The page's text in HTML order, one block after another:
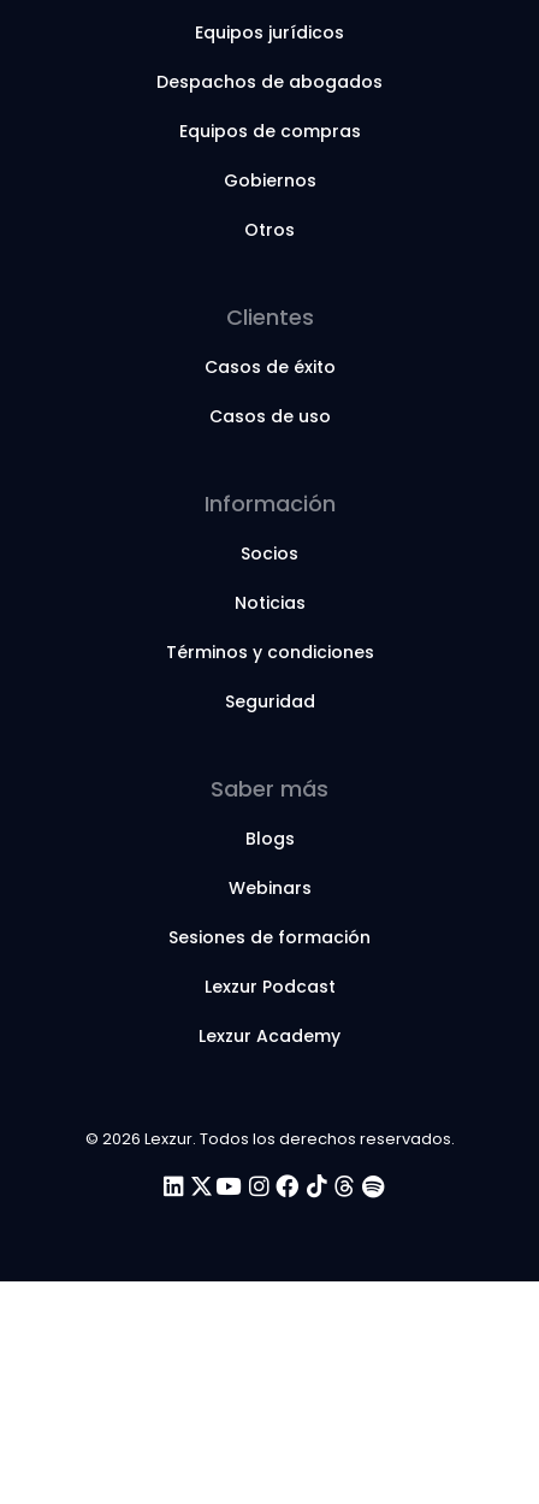
Equipos jurídicos
Despachos de abogados
Equipos de compras
Gobiernos
Otros
Clientes
Casos de éxito
Casos de uso
Información
Socios
Noticias
Términos y condiciones
Seguridad
Saber más
Blogs
Webinars
Sesiones de formación
Lexzur Podcast
Lexzur Academy
© 2026 Lexzur. Todos los derechos reservados.